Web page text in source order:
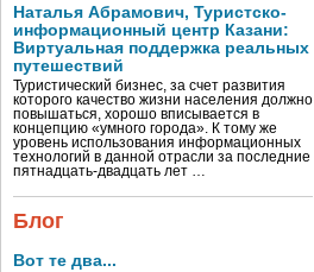
Наталья Абрамович, Туристско-
информационный центр Казани:
Виртуальная поддержка реальных
путешествий
Туристический бизнес, за счет развития
которого качество жизни населения должно
повышаться, хорошо вписывается в
концепцию «умного города». К тому же
уровень использования информационных
технологий в данной отрасли за последние
пятнадцать-двадцать лет …
Блог
Вот те два...